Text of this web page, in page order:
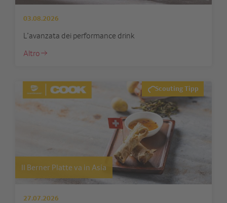
03.08.2026
L’avanzata dei performance drink
Altro
Scouting Tipp
Il Berner Platte va in Asia
27.07.2026